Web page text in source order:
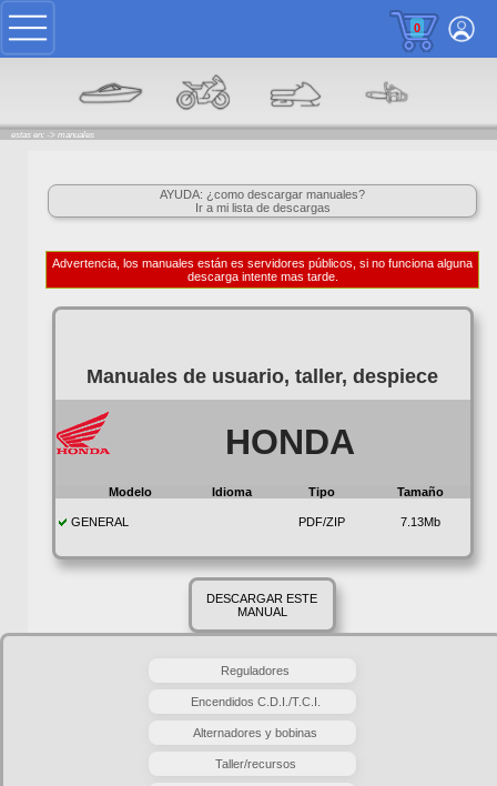
0
estas en: -> manuales
AYUDA: ¿como descargar manuales?
Ir a mi lista de descargas
Advertencia, los manuales están es servidores públicos, si no funciona alguna
descarga intente mas tarde.
Manuales de usuario, taller, despiece
HONDA
Modelo Idioma Tipo Tamaño
GENERAL PDF/ZIP 7.13Mb
DESCARGAR ESTE
MANUAL
Reguladores
Encendidos C.D.I./T.C.I.
Alternadores y bobinas
Taller/recursos